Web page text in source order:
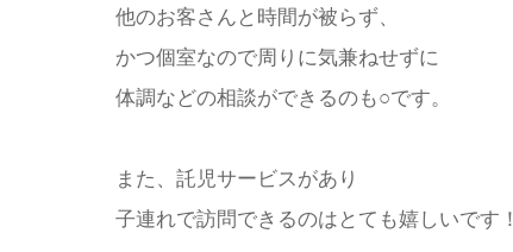
他のお客さんと時間が被らず、
かつ個室なので周りに気兼ねせずに
体調などの相談ができるのも○です。
また、託児サービスがあり
子連れで訪問できるのはとても嬉しいです！